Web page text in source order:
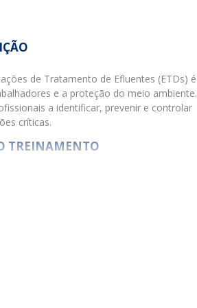
de Tratamento de Efluentes (ETDs) é
e a proteção do meio ambiente.
a identificar, prevenir e controlar
críticas.
TREINAMENTO